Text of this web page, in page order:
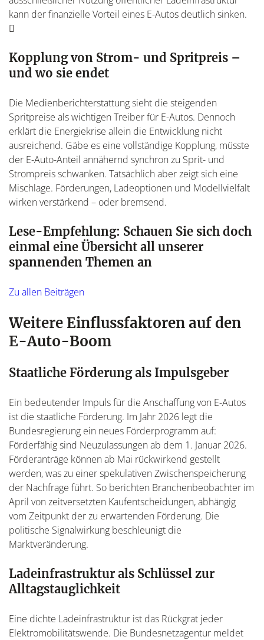
kann der finanzielle Vorteil eines E-Autos deutlich sinken.
Kopplung von Strom- und Spritpreis –
und wo sie endet
Die Medienberichterstattung sieht die steigenden
Spritpreise als wichtigen Treiber für E-Autos. Dennoch
erklärt die Energiekrise allein die Entwicklung nicht
ausreichend. Gäbe es eine vollständige Kopplung, müsste
der E-Auto-Anteil annähernd synchron zu Sprit- und
Strompreis schwanken. Tatsächlich aber zeigt sich eine
Mischlage. Förderungen, Ladeoptionen und Modellvielfalt
wirken verstärkend – oder bremsend.
Lese-Empfehlung: Schauen Sie sich doch
einmal eine Übersicht all unserer
spannenden Themen an
Zu allen Beiträgen
Weitere Einflussfaktoren auf den
E-Auto-Boom
Staatliche Förderung als Impulsgeber
Ein bedeutender Impuls für die Anschaffung von E-Autos
ist die staatliche Förderung. Im Jahr 2026 legt die
Bundesregierung ein neues Förderprogramm auf:
Förderfähig sind Neuzulassungen ab dem 1. Januar 2026.
Förderanträge können ab Mai rückwirkend gestellt
werden, was zu einer spekulativen Zwischenspeicherung
der Nachfrage führt. So berichten Branchenbeobachter im
April von zeitversetzten Kaufentscheidungen, abhängig
vom Zeitpunkt der zu erwartenden Förderung. Die
politische Signalwirkung beschleunigt die
Marktveränderung.
Ladeinfrastruktur als Schlüssel zur
Alltagstauglichkeit
Eine dichte Ladeinfrastruktur ist das Rückgrat jeder
Elektromobilitätswende. Die Bundesnetzagentur meldet